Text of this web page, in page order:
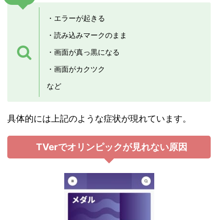
・エラーが起きる
・読み込みマークのまま
・画面が真っ黒になる
・画面がカクツク
など
具体的には上記のような症状が現れています。
TVerでオリンピックが見れない原因